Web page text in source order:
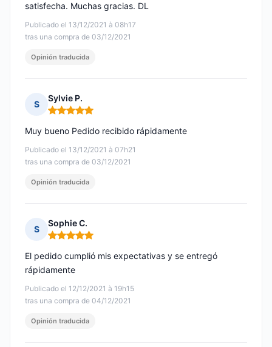
Publicado el 13/12/2021 à 08h17
tras una compra de 03/12/2021
satisfecha. Muchas gracias. DL
Opinión traducida
S
Sylvie P.
Nota: 5 de 5
Publicado el 13/12/2021 à 07h21
tras una compra de 03/12/2021
Muy bueno Pedido recibido rápidamente
Opinión traducida
S
Sophie C.
Nota: 5 de 5
Publicado el 12/12/2021 à 19h15
tras una compra de 04/12/2021
El pedido cumplió mis expectativas y se entregó
rápidamente
Opinión traducida